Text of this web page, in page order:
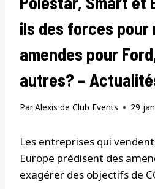
ils des forces pour
amendes pour
autres? –
ParAlexis de Club Events 29
Les entreprises qui
Europe prédisent des
exagérer des objectifs de